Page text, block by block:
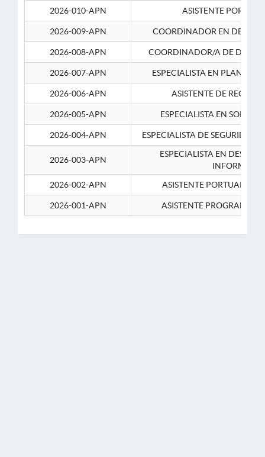
2026-010-APN
ASISTENTE
2026-009-APN COORDINADOR EN
2026-008-APN COORDINADOR/A DE
2026-007-APN ESPECIALISTA EN
2026-006-APN ASISTENTE DE
2026-005-APN ESPECIALISTA EN
2026-004-APN ESPECIALISTA DE SEGURIDAD
2026-003-APN
ESPECIALISTA EN
2026-002-APN
ASISTENTE PORTUARIO 2-
2026-001-APN ASISTENTE